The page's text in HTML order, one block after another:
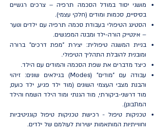
מושגי יסוד במודל הסכמה תרפיה – צרכים רגשיים
בסיסיים, סכמות ומודים (חלקי עצמי).
הסטינג הטיפולי בעבודת סכמה תרפיה עם ילדים ונוער
– אינטייק הורה-ילד ומבנה המפגשים.
בניית המשגה טיפולית: יצירת "מפת דרכים" ברורה
ומובנית להובלת התהליך הטיפולי.
כיצד מדברים את שפת הסכמה והמודים עם הילד.
עבודה עם "מודים" (Modes) בגילאים שונים: זיהוי
והבנת מצבי העצמי השונים (מוד ילד פגיע, ילד כועס,
מוד דרשני-ביקורתי, מוד הגנתי ומוד הילד השמח והילד
המתבונן).
טכניקות טיפול - רכישת טכניקות טיפול קוגניטיביות
וחווייתיות המותאמות ישירות לעולמם של ילדים.